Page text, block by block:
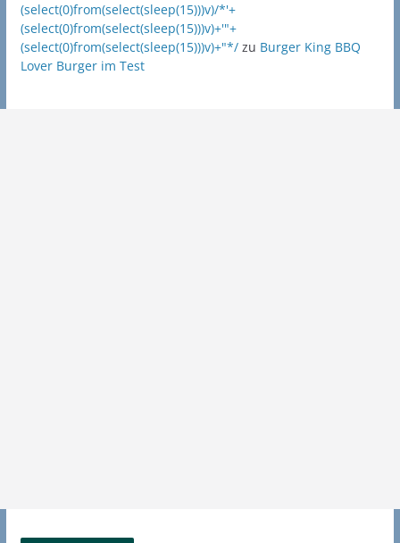
(select(0)from(select(sleep(15)))v)/*'+
(select(0)from(select(sleep(15)))v)+'"+
(select(0)from(select(sleep(15)))v)+"*/zu Burger King BBQ
Lover Burger im Test